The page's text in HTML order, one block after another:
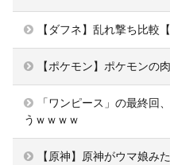
【ダフネ】乱れ撃ち比較
【ポケモン】ポケモンの
「ワンピース」の最終回
うｗｗｗｗ
【原神】原神がウマ娘み